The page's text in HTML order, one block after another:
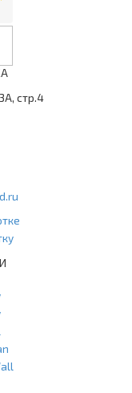
стр.4